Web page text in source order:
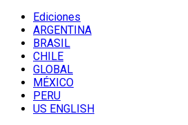
Ediciones
ARGENTINA
BRASIL
CHILE
GLOBAL
MÉXICO
PERU
US ENGLISH